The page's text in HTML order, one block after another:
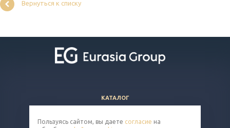
Вернуться к списку
КАТАЛОГ
КОМПАНИЯ
Пользуясь сайтом, вы даете согласие на